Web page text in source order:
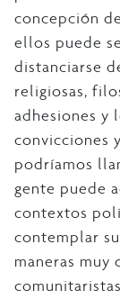
concepción
ellos puede
distanciarse
religiosas,
adhesiones y
convicciones
podríamos
gente puede
contextos
contemplar
maneras muy